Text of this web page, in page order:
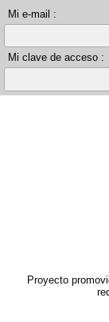
Mi e-mail :
Mi clave de acceso :
Proyecto